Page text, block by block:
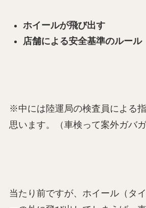
ホイールが飛び出す
店舗による安全基準のルール
※中には陸運局の検査員による
思います。（車検って案外ガバ
当たり前ですが、ホイール（タ